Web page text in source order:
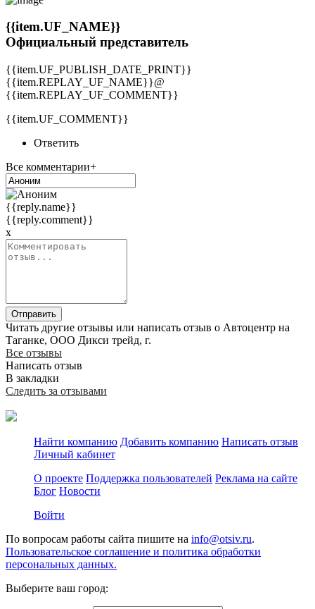
{{item.UF_NAME}}
Официальный представитель
{{item.UF_PUBLISH_DATE_PRINT}}
{{item.REPLAY_UF_NAME}}@
{{item.REPLAY_UF_COMMENT}}
{{item.UF_COMMENT}}
Ответить
Все комментарии+
{{reply.name}}
{{reply.comment}}
x
Отправить
Читать другие отзывы или написать отзыв о Автоцентр на
Таганке, ООО Дикси трейд, г.
Все отзывы
Написать отзыв
В закладки
Следить за отзывами
Найти компанию Добавить компанию Написать отзыв
Личный кабинет
О проекте Поддержка пользователей Реклама на сайте
Блог Новости
Войти
По вопросам работы сайта пишите на info@otsiv.ru.
Пользовательское соглашение и политика обработки
персональных данных.
Выберите ваш город: